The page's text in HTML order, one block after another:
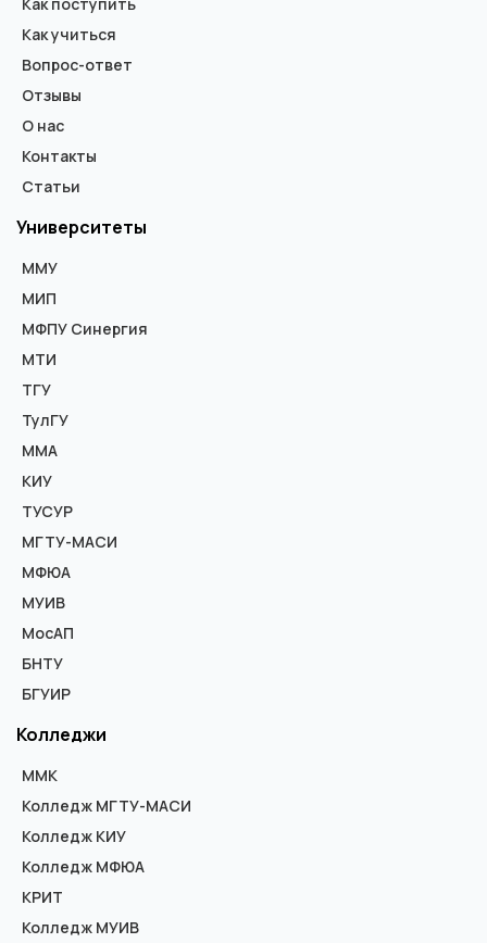
Как учиться
Вопрос-ответ
Отзывы
О нас
Контакты
Статьи
Университеты
ММУ
МИП
МФПУ Синергия
МТИ
ТГУ
ТулГУ
ММА
КИУ
ТУСУР
МГТУ-МАСИ
МФЮА
МУИВ
МосАП
БНТУ
БГУИР
Колледжи
ММК
Колледж МГТУ-МАСИ
Колледж КИУ
Колледж МФЮА
КРИТ
Колледж МУИВ